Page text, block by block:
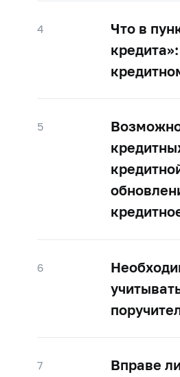
4 Что в
5
6
7
Вправе